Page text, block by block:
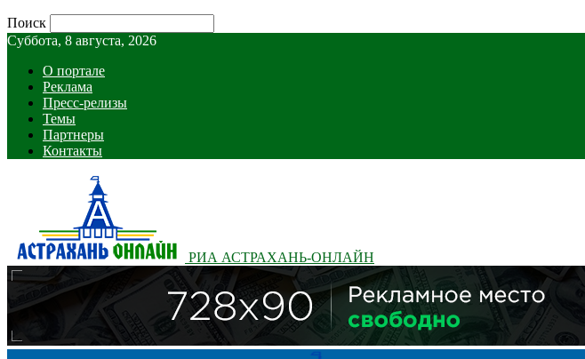
Поиск
Суббота, 8 августа, 2026
О портале
Реклама
Пресс-релизы
Темы
Партнеры
Контакты
РИА АСТРАХАНЬ-ОНЛАЙН